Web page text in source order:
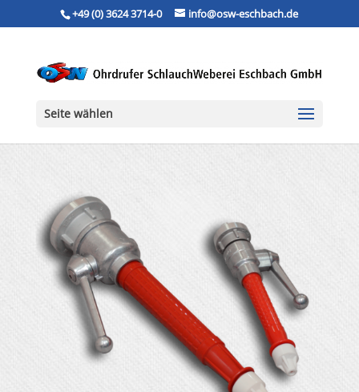
+49 (0) 3624 3714-0 info@osw-eschbach.de
Seite wählen